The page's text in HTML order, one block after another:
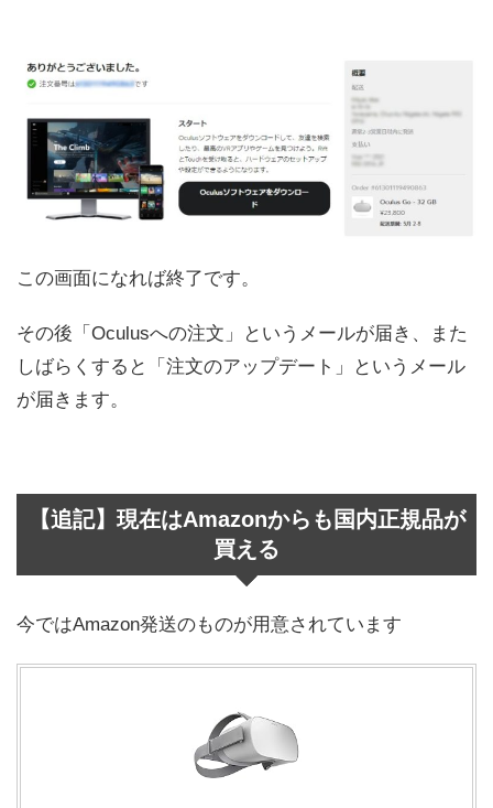
この画面になれば終了です。
その後「Oculusへの注文」というメールが届き、また
しばらくすると「注文のアップデート」というメール
が届きます。
【追記】現在はAmazonからも国内正規品が
買える
今ではAmazon発送のものが用意されています